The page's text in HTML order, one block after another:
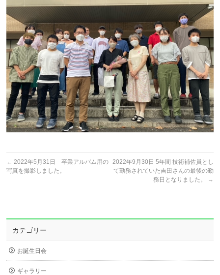
← 2022年5月31日 卒業アルバム用の
写真を撮影しました。
2022年9月30日 5年間 技術補佐員とし
て勤務されていた吉田さんの最後の勤
務日となりました。
→
カテゴリー
お誕生日会
ギャラリー